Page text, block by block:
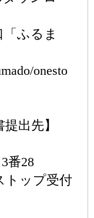
ふるま
onesto
出先】
番28
トップ受付